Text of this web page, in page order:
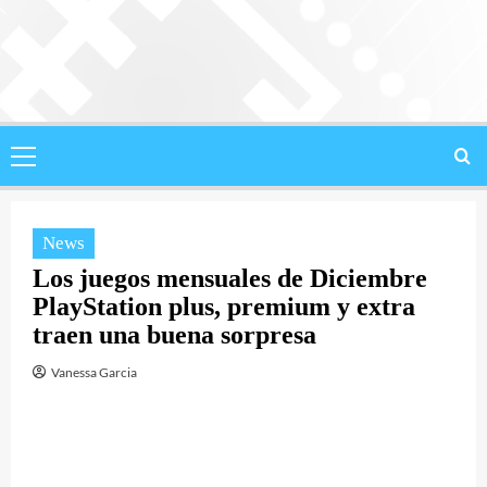
principal
News
Los juegos mensuales de Diciembre
PlayStation plus, premium y extra
traen una buena sorpresa
Vanessa Garcia